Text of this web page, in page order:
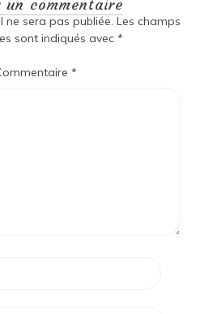
un commentaire
sera pas publiée. Les champs
sont indiqués avec *
*